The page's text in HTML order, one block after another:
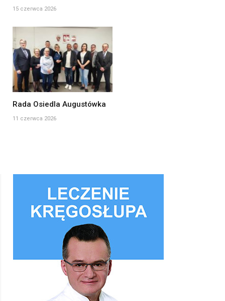
15 czerwca 2026
Rada Osiedla Augustówka
11 czerwca 2026